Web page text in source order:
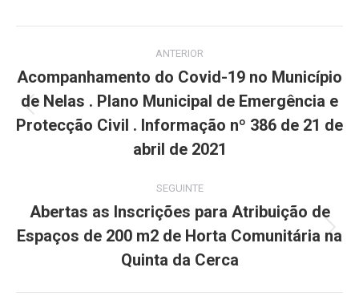
navigation
ANTERIOR
Previous
post:
Acompanhamento do Covid-19 no Município
de Nelas . Plano Municipal de Emergência e
Protecção Civil . Informação nº 386 de 21 de
abril de 2021
SEGUINTE
Next
post:
Abertas as Inscrições para Atribuição de
Espaços de 200 m2 de Horta Comunitária na
Quinta da Cerca